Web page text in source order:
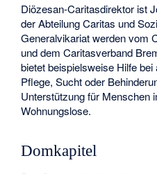
Diözesan-Caritasdirektor ist
der Abteilung Caritas und
Generalvikariat werden vom
und dem Caritasverband
bietet beispielsweise Hilfe
Pflege, Sucht oder
Unterstützung für Menschen
Wohnungslose.
Domkapitel